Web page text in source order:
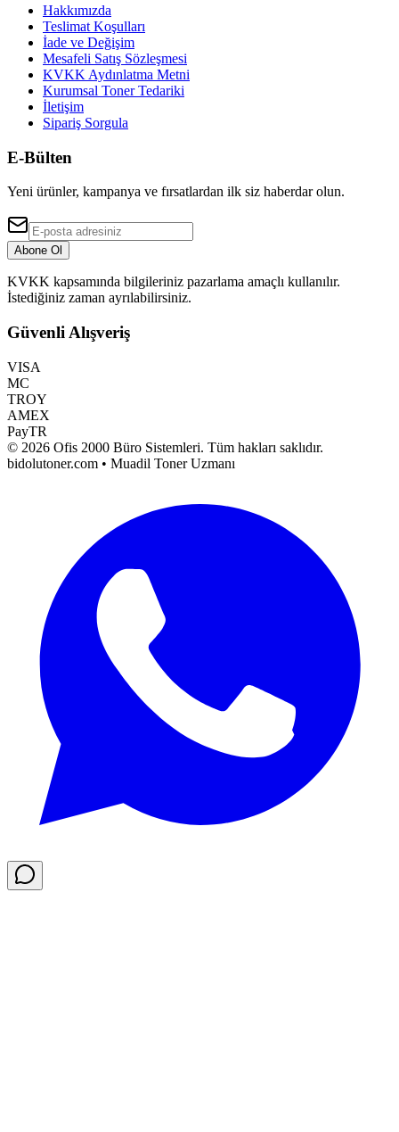
Hakkımızda
Teslimat Koşulları
İade ve Değişim
Mesafeli Satış Sözleşmesi
KVKK Aydınlatma Metni
Kurumsal Toner Tedariki
İletişim
Sipariş Sorgula
E-Bülten
Yeni ürünler, kampanya ve fırsatlardan ilk siz haberdar olun.
Abone Ol
KVKK kapsamında bilgileriniz pazarlama amaçlı kullanılır.
İstediğiniz zaman ayrılabilirsiniz.
Güvenli Alışveriş
VISA
MC
TROY
AMEX
PayTR
© 2026 Ofis 2000 Büro Sistemleri. Tüm hakları saklıdır.
bidolutoner.com • Muadil Toner Uzmanı